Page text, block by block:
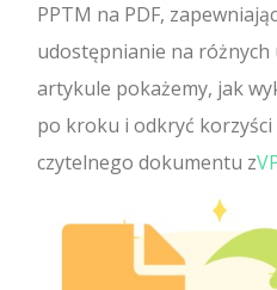
PPTM na PDF,
udostępnianie na różnych
artykule pokażemy, jak
po kroku i odkryć
czytelnego dokumentu z